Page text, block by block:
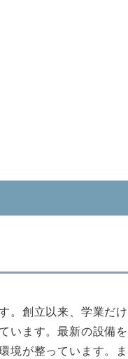
。創立以来、学業だけ
います。最新の設備を
境が整っています。ま